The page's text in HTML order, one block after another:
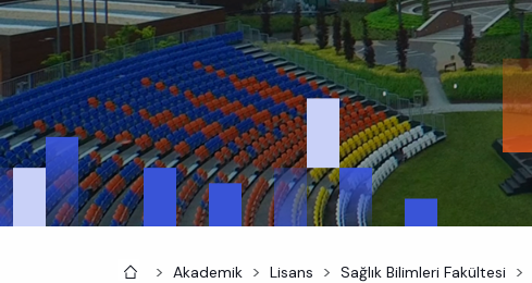
AnasayfaAkademik Lisans Sağlık Bilimleri Fakültesi